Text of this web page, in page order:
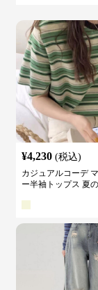
¥4,230 (税込)
カジュアルコーデ
ー半袖トップス 夏